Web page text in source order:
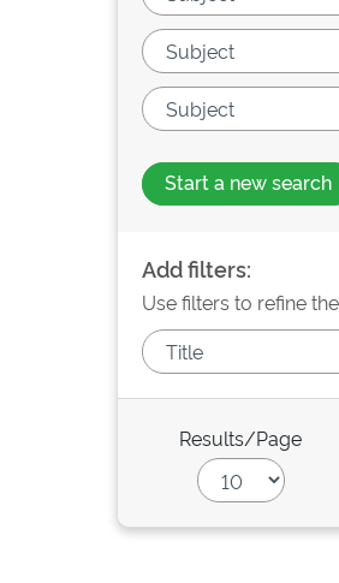
Start a new search
Add filters:
Use filters to refine
Results/Page